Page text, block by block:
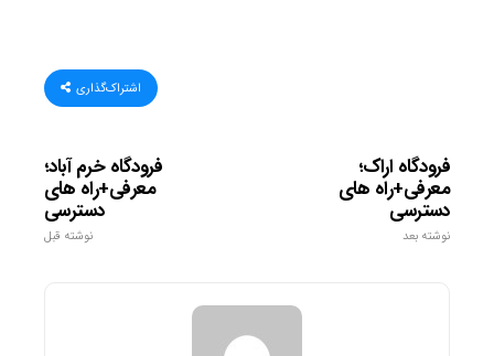
اشتراک‌گذاری
فرودگاه خرم آباد؛
معرفی+راه های
دسترسی
نوشته قبل
فرودگاه اراک؛
معرفی+راه های
دسترسی
نوشته بعد